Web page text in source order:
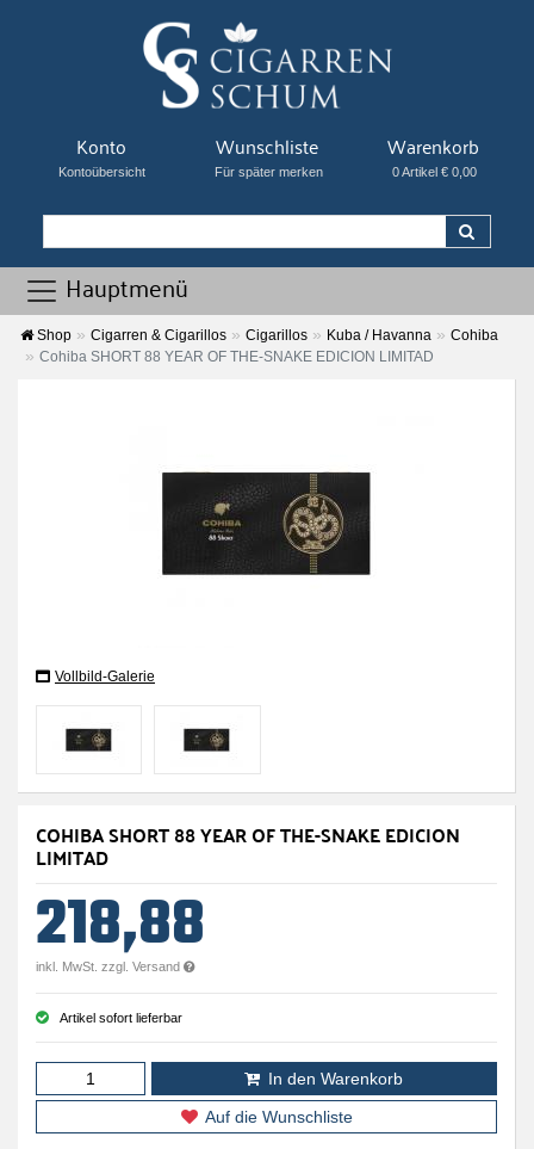
Konto
Kontoübersicht
Wunschliste
Für später merken
Warenkorb
0 Artikel € 0,00
Hauptmenü
Shop Cigarren & Cigarillos Cigarillos Kuba / Havanna
Cohiba
Cohiba SHORT 88 YEAR OF THE-SNAKE EDICION LIMITAD
Vollbild-Galerie
COHIBA SHORT 88 YEAR OF THE-SNAKE EDICION
LIMITAD
218,88
inkl. MwSt. zzgl. Versand
Artikel sofort lieferbar
In den Warenkorb
Auf die Wunschliste